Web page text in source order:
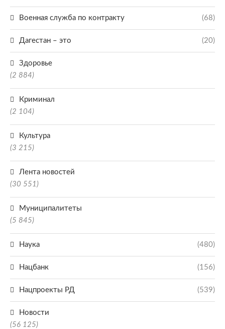
Военная служба по контракту (68)
Дагестан – это (20)
Здоровье
(2 884)
Криминал
(2 104)
Культура
(3 215)
Лента новостей
(30 551)
Муниципалитеты
(5 845)
Наука (480)
Нацбанк (156)
Нацпроекты РД (539)
Новости
(56 125)